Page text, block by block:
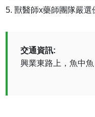
獸醫師x藥師團隊嚴
交通資訊:
興業東路上，魚中